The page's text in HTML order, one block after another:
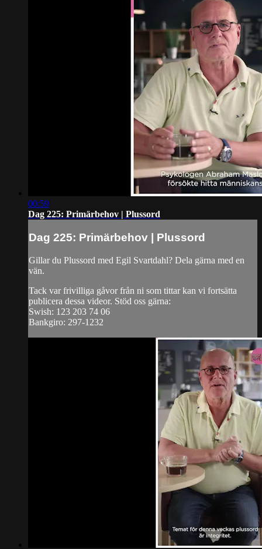
00:59
Dag 225: Primärbehov | Plussord
Dag 225: Primärbehov | Plussord
Gillar du Plussord med Egil Svartdahl? Dela gärna med en
vän.
Tack var frivilliga gåvor från ni som tittar kan vi fortsätta
publicera dessa videor. Stöd oss gärna:
Swish: 123 203 74 06
Bankgiro: 297-1232